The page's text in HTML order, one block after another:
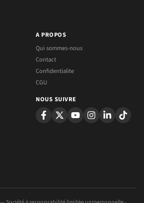
A PROPOS
Qui sommes-nous
Contact
Confidentialite
CGU
NOUS SUIVRE